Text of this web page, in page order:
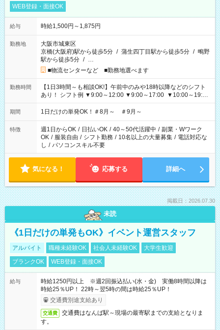
WEB登録・面接OK
給与 時給1,500円～1,875円
勤務地
大阪市城東区
京橋(大阪府)駅から徒歩5分 / 蒲生四丁目駅から徒歩5分 / 鴫野
駅から徒歩5分 / …
■物流センターなど ■勤務地選べます
勤務時間
【1日3時間～も相談OK!】午前中のみや18時以降などのシフト
あり！ シフト例 ▼9:00～12:00 ▼9:00～17:00 ▼10:00～19:00
▼18:00～21:00
期間 1日だけの単発OK！＃8月～ ＃9月～
特徴 週1日からOK / 日払いOK / 40～50代活躍中 / 副業・Wワーク
OK / 服装自由 / シフト勤務 / 10名以上の大量募集 / 電話対応な
し / パソコンスキル不要
気になる！ 応募する 詳細へ
掲載日：2026.07.30
未読
《1日だけの単発もOK》イベント運営スタッフ
アルバイト 職種未経験OK 社会人未経験OK
大学生歓迎
ブランクOK
WEB登録・面接OK
給与
時給1250円以上 ※週2回振込払い(水・金) 実働8時間以降は
時給25％UP！ 22時～翌5時の間は時給25％UP！
交通費別途支給あり
交通費
交通費はなんば駅～現場の最寄駅までの支給となりま
す。